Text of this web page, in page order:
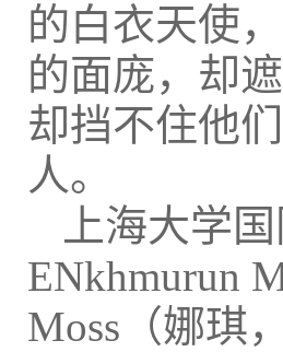
的白衣天使
的面庞，却
却挡不住他
人。
上海大学
ENkhmurun
Moss（娜琪